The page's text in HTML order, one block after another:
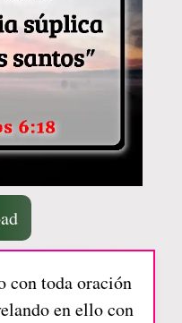
con toda oración
en ello con